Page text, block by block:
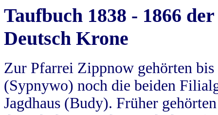
Taufbuch 1838 - 1866
Deutsch Krone
Zur Pfarrei Zippnow gehörten
(Sypnywo) noch die beiden
Jagdhaus (Budy). Früher